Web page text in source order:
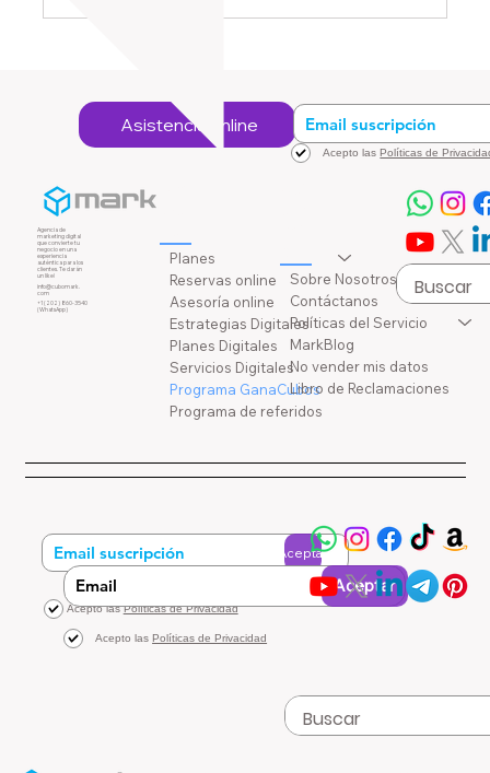
Asistencia online
Acepto las Políticas de
Agencia de
marketing digital
que convierte tu
negocio en una
experiencia
auténtica para los
clientes. Te darán
un like!
info@cubomark.
com
+1 (202) 860-3540
(WhatsApp)
Planes
Reservas online
Asesoría online
Estrategias Digitales
Planes Digitales
Servicios Digitales
Programa GanaCubos
Programa de referidos
Sobre Nosotros
Contáctanos
Políticas del Servicio
MarkBlog
No vender mis datos
Libro de Reclamaciones
Acepto las Políticas de Privacidad
Aceptar
Acepto las Políticas de Privacidad
Aceptar